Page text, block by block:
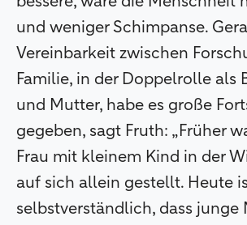
und weniger Schimpanse.
Vereinbarkeit zwischen
Familie, in der Doppelrolle als
und Mutter, habe es große
gegeben, sagt Fruth: „Früher
Frau mit kleinem Kind in der
auf sich allein gestellt. Heute
selbstverständlich, dass junge